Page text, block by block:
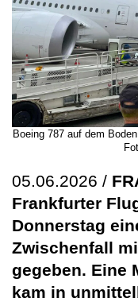
Boeing 787 auf dem
05.06.2026 /
Frankfurter
Donnerstag
Zwischenfall
gegeben. Eine
kam in